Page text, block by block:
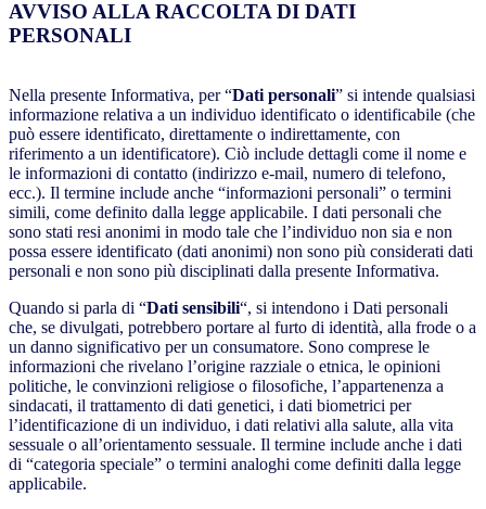
AVVISO ALLA RACCOLTA DI DATI
PERSONALI
Nella presente Informativa, per “Dati personali” si intende qualsiasi
informazione relativa a un individuo identificato o identificabile (che
può essere identificato, direttamente o indirettamente, con
riferimento a un identificatore). Ciò include dettagli come il nome e
le informazioni di contatto (indirizzo e-mail, numero di telefono,
ecc.). Il termine include anche “informazioni personali” o termini
simili, come definito dalla legge applicabile. I dati personali che
sono stati resi anonimi in modo tale che l’individuo non sia e non
possa essere identificato (dati anonimi) non sono più considerati dati
personali e non sono più disciplinati dalla presente Informativa.
Quando si parla di “Dati sensibili“, si intendono i Dati personali
che, se divulgati, potrebbero portare al furto di identità, alla frode o a
un danno significativo per un consumatore. Sono comprese le
informazioni che rivelano l’origine razziale o etnica, le opinioni
politiche, le convinzioni religiose o filosofiche, l’appartenenza a
sindacati, il trattamento di dati genetici, i dati biometrici per
l’identificazione di un individuo, i dati relativi alla salute, alla vita
sessuale o all’orientamento sessuale. Il termine include anche i dati
di “categoria speciale” o termini analoghi come definiti dalla legge
applicabile.